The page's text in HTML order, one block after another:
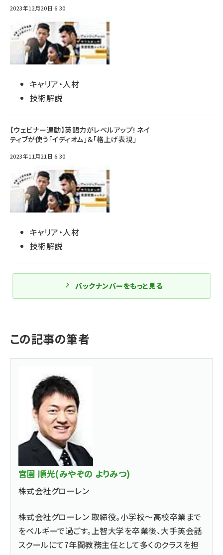
2023年12月20日 6:30
キャリア・人材
技術解説
【ウェビナー連動】英語力がレベルアップ! ネイ
ティブが使う「イディオム」＆「格上げ表現」
2023年11月21日 6:30
キャリア・人材
技術解説
バックナンバーをもっと見る
この記事の筆者
宮園 順光(みやぞの よりみつ)
株式会社グローレン
株式会社グローレン 取締役。小学校〜高校卒業まで
をベルギーで過ごす。上智大学を卒業後、大手英会話
スクールにて7年間教務主任として多くのクラスを担